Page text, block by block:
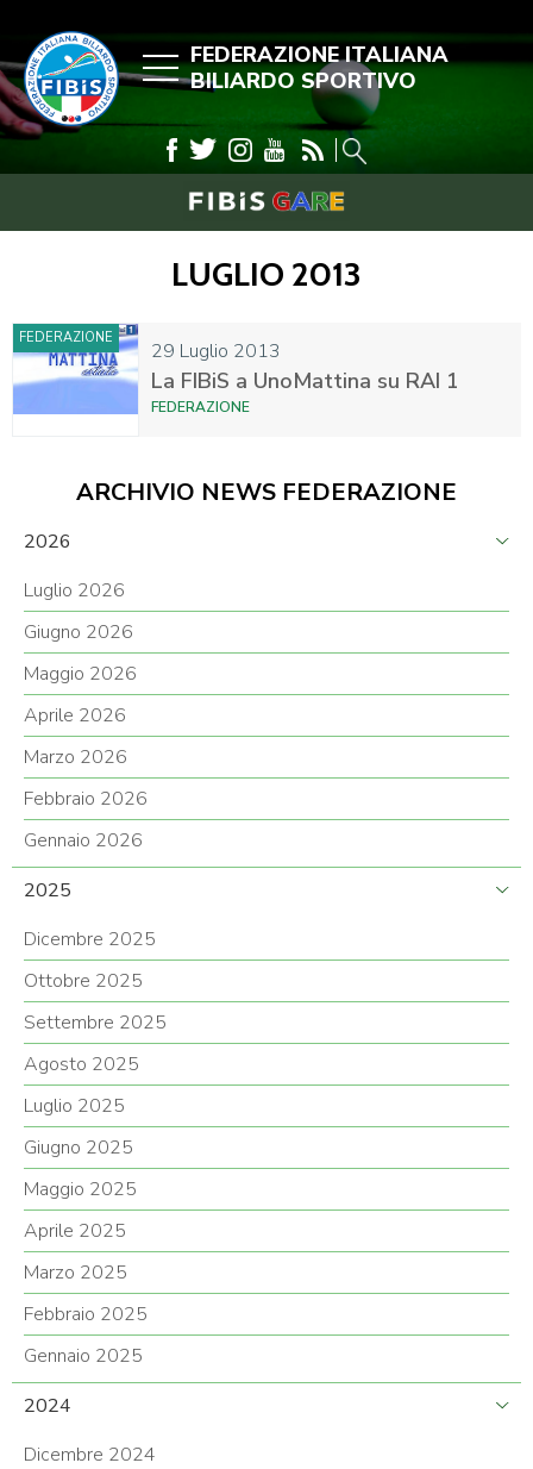
FEDERAZIONE ITALIANA
BILIARDO SPORTIVO
LUGLIO 2013
29 Luglio 2013
FEDERAZIONE
La FIBiS a UnoMattina su RAI 1
FEDERAZIONE
ARCHIVIO NEWS FEDERAZIONE
2026
Luglio 2026
Giugno 2026
Maggio 2026
Aprile 2026
Marzo 2026
Febbraio 2026
Gennaio 2026
2025
Dicembre 2025
Ottobre 2025
Settembre 2025
Agosto 2025
Luglio 2025
Giugno 2025
Maggio 2025
Aprile 2025
Marzo 2025
Febbraio 2025
Gennaio 2025
2024
Dicembre 2024